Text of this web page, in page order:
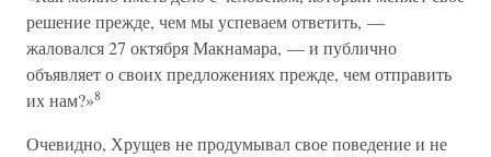
решение прежде, чем мы успеваем ответить, —
жаловался 27 октября Макнамара, — и публично
объявляет о своих предложениях прежде, чем отправить
их нам?»8
Очевидно, Хрущев не продумывал свое поведение и не